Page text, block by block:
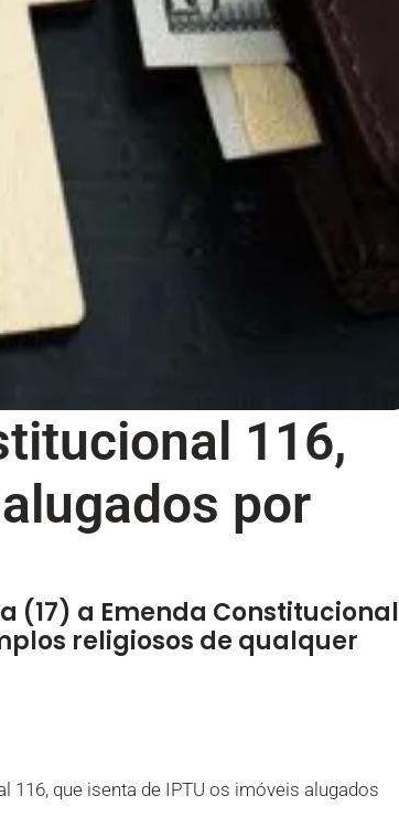
116,
por
(17) a Emenda Constitucional
religiosos de qualquer
que isenta de IPTU os imóveis alugados